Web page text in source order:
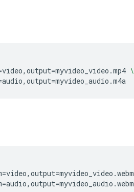
video,output=myvideo_video.mp4 \
audio,output=
=video,output=myvideo_video.webm
=audio,output=